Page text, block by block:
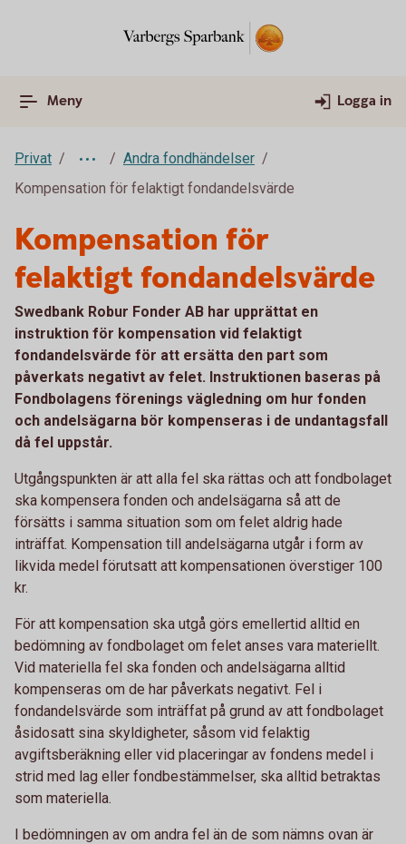
Meny Logga in
Privat
Andra fondhändelser
Kompensation för felaktigt fondandelsvärde
Kompensation för
felaktigt fondandelsvärde
Swedbank Robur Fonder AB har upprättat en
instruktion för kompensation vid felaktigt
fondandelsvärde för att ersätta den part som
påverkats negativt av felet. Instruktionen baseras på
Fondbolagens förenings vägledning om hur fonden
och andelsägarna bör kompenseras i de undantagsfall
då fel uppstår.
Utgångspunkten är att alla fel ska rättas och att fondbolaget
ska kompensera fonden och andelsägarna så att de
försätts i samma situation som om felet aldrig hade
inträffat. Kompensation till andelsägarna utgår i form av
likvida medel förutsatt att kompensationen överstiger 100
kr.
För att kompensation ska utgå görs emellertid alltid en
bedömning av fondbolaget om felet anses vara materiellt.
Vid materiella fel ska fonden och andelsägarna alltid
kompenseras om de har påverkats negativt. Fel i
fondandelsvärde som inträffat på grund av att fondbolaget
åsidosatt sina skyldigheter, såsom vid felaktig
avgiftsberäkning eller vid placeringar av fondens medel i
strid med lag eller fondbestämmelser, ska alltid betraktas
som materiella.
I bedömningen av om andra fel än de som nämns ovan är